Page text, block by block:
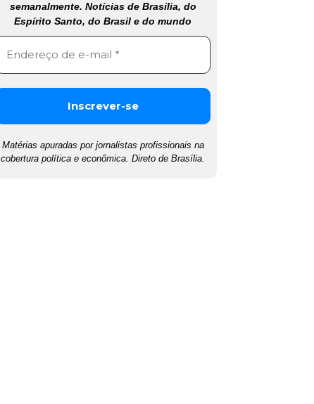
semanalmente. Notícias de Brasília, do
Espírito Santo, do Brasil e do mundo
Matérias apuradas por jornalistas profissionais na
cobertura política e econômica. Direto de Brasília.